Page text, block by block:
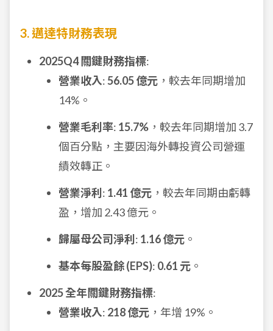
3. 邁達特財務表現
2025Q4 關鍵財務指標:
營業收入:56.05 億元 ，較去年同期增加
14%。
營業毛利率: 15.7% ，較去年同期增加 3.7
個百分點，主要因海外轉投資公司營運
績效轉正。
營業淨利 : 1.41 億元 ，較去年同期由虧轉
盈，增加 2.43 億元。
歸屬母公司淨利 : 1.16 億元 。
基本每股盈餘 (EPS): 0.61 元 。
2025 全年關鍵財務指標:
營業收入: 218 億元 ，年增 19%。